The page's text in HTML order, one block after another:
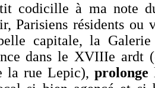
codicille à ma note
Parisiens résidents ou
capitale, la
dans le XVIIIe ardt
la rue Lepic), prolonge